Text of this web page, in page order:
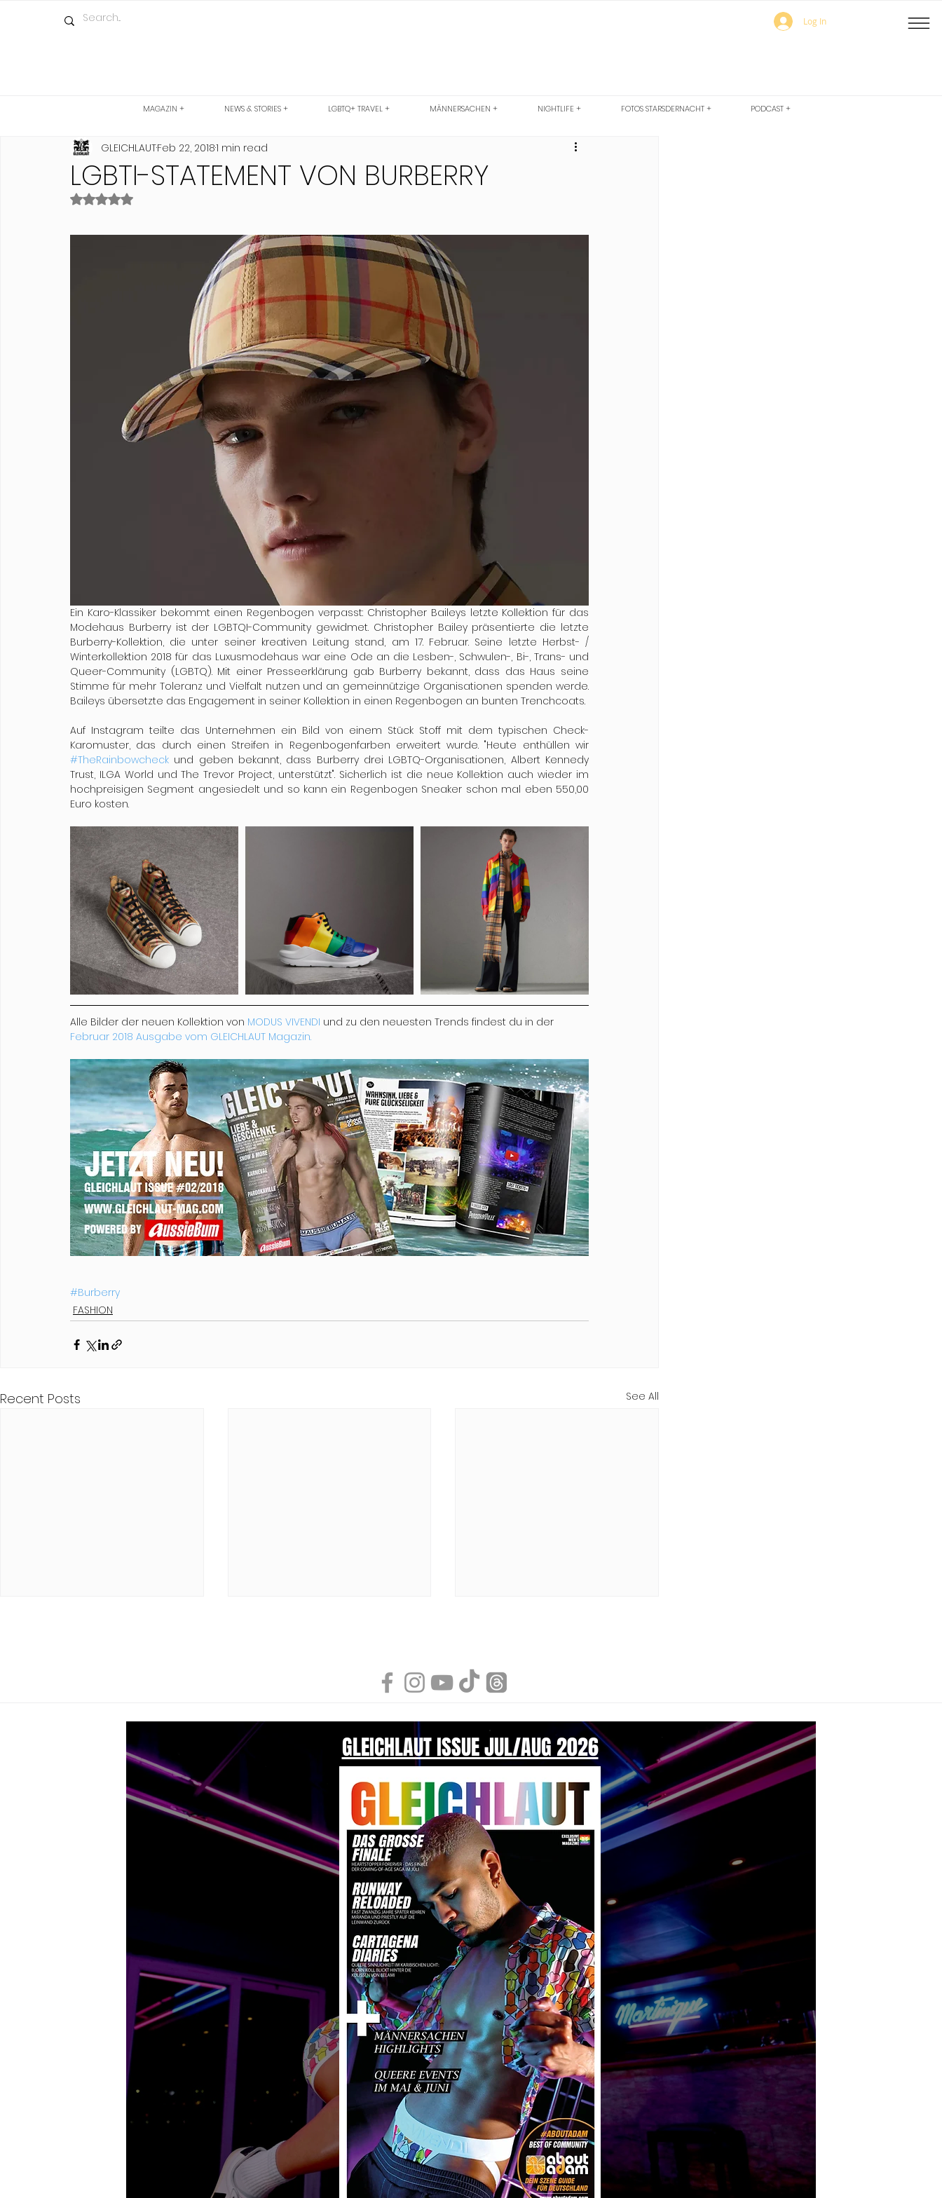
Log In
MAGAZIN + NEWS & STORIES + LGBTQ+ TRAVEL + MÄNNERSACHEN + NIGHTLIFE + FOTOS STARSDERNACHT + PODCAST +
LGBTI-STATEMENT VON BURBERRY
GLEICHLAUTFeb 22, 20181 min read
Rated NaN out of 5 stars.
Ein Karo-Klassiker bekommt einen Regenbogen verpasst: Christopher Baileys letzte Kollektion für das
Modehaus Burberry ist der LGBTQI-Community gewidmet. Christopher Bailey präsentierte die letzte
Burberry-Kollektion, die unter seiner kreativen Leitung stand, am 17. Februar. Seine letzte Herbst- /
Winterkollektion 2018 für das Luxusmodehaus war eine Ode an die Lesben-, Schwulen-, Bi-, Trans- und
Queer-Community (LGBTQ). Mit einer Presseerklärung gab Burberry bekannt, dass das Haus seine
Stimme für mehr Toleranz und Vielfalt nutzen und an gemeinnützige Organisationen spenden werde.
Baileys übersetzte das Engagement in seiner Kollektion in einen Regenbogen an bunten Trenchcoats.
Auf Instagram teilte das Unternehmen ein Bild von einem Stück Stoff mit dem typischen Check-
#TheRainbowcheck und geben bekannt, dass Burberry drei LGBTQ-Organisationen, Albert Kennedy
Trust, ILGA World und The Trevor Project, unterstützt". Sicherlich ist die neue Kollektion auch wieder im
hochpreisigen Segment angesiedelt und so kann ein Regenbogen Sneaker schon mal eben 550,00
Euro kosten.
Alle Bilder der neuen Kollektion von MODUS VIVENDI und zu den neuesten Trends findest du in der
Februar 2018 Ausgabe vom GLEICHLAUT Magazin.
#Burberry
FASHION
Recent Posts See All
von MODUS VIVENDI
Nachhaltige Menswear von
Fröhliches Fest mit PUMP!
GLEICHLAUT ISSUE JUL/AUG 2026